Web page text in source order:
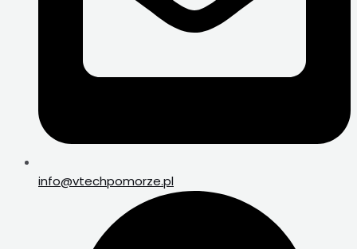
info@vtechpomorze.pl